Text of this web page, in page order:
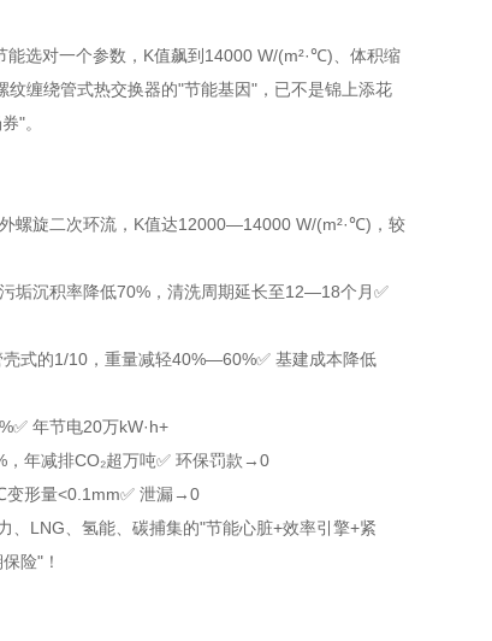
选对一个参数，K值飙到14000 W/(m²·℃)、体积缩
缠绕管式热交换器的"节能基因"，已不是锦上添花
"。
螺旋二次环流，K值达12000—14000 W/(m²·℃)，较
垢沉积率降低70%，清洗周期延长至12—18个月✅
式的1/10，重量减轻40%—60%✅ 基建成本降低
✅ 年节电20万kW·h+
年减排CO₂超万吨✅ 环保罚款→0
变形量<0.1mm✅ 泄漏→0
LNG、氢能、碳捕集的"节能心脏+效率引擎+紧
险"！